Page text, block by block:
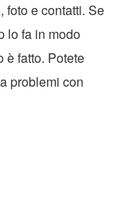
foto e contatti. Se
lo fa in modo
è fatto. Potete
problemi con